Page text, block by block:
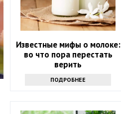
Известные мифы о молоке:
во что пора перестать
верить
ПОДРОБНЕЕ